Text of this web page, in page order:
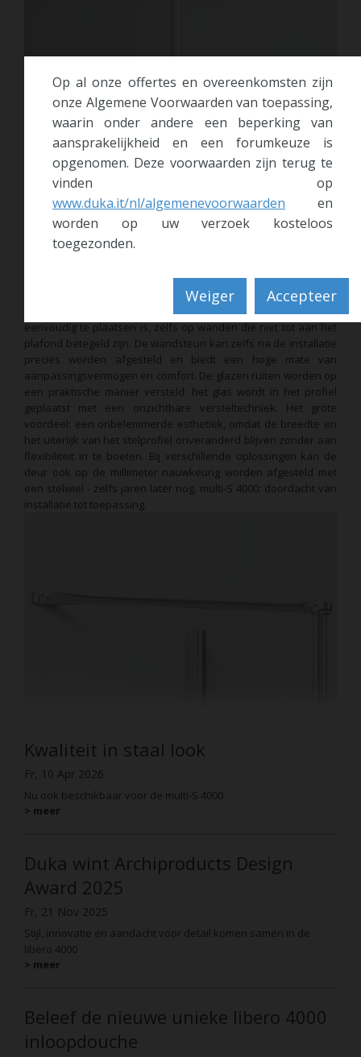
Montagegemak
Met de nieuwe multi-S 4000 wordt zelf installeren van de
voorgemonteerd in de productie en is zo ontworpen om snel en
eenvoudig te kunnen monteren. De innovatieve wandsteun
eenvoudig te plaatsen is, zelfs op wanden die niet tot aan het
plafond betegeld zijn. De wandsteun kan zelfs na de installatie
precies worden afgesteld en biedt een hoge mate van
aanpassingsvermogen en comfort. De glazen ruiten worden op
een praktische manier versteld: het glas wordt in het profiel
geplaatst met een onzichtbare versteltechniek. Het grote
voordeel: een onbelemmerde esthetiek, omdat de breedte en
het uiterlijk van het stelprofiel onveranderd blijven zonder aan
flexibiliteit in te boeten. Bij verschillende oplossingen kan de
deur ook op de millimeter nauwkeurig worden afgesteld met
een stelwiel - zelfs jaren later nog. multi-S 4000: doordacht van
installatie tot toepassing.
Kwaliteit in staal look
Fr, 10 Apr 2026
Nu ook beschikbaar voor de multi-S 4000
> meer
Duka wint Archiproducts Design
Award 2025
Fr, 21 Nov 2025
Stijl, innovatie en aandacht voor detail komen samen in de
libero 4000
> meer
Beleef de nieuwe unieke libero 4000
inloopdouche
Op al onze offertes en overeenkomsten zijn
onze Algemene Voorwaarden van toepassing,
waarin onder andere een beperking van
aansprakelijkheid en een forumkeuze is
opgenomen. Deze voorwaarden zijn terug te
vinden op
www.duka.it/nl/algemenevoorwaarden en
worden op uw verzoek kosteloos
toegezonden.
Weiger Accepteer